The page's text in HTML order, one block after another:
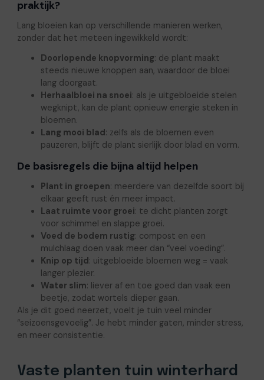
praktijk?
Lang bloeien kan op verschillende manieren werken,
zonder dat het meteen ingewikkeld wordt:
Doorlopende knopvorming: de plant maakt
steeds nieuwe knoppen aan, waardoor de bloei
lang doorgaat.
Herhaalbloei na snoei: als je uitgebloeide stelen
wegknipt, kan de plant opnieuw energie steken in
bloemen.
Lang mooi blad : zelfs als de bloemen even
pauzeren, blijft de plant sierlijk door blad en vorm.
De basisregels die bijna altijd helpen
Plant in groepen: meerdere van dezelfde soort bij
elkaar geeft rust én meer impact.
Laat ruimte voor groei: te dicht planten zorgt
voor schimmel en slappe groei.
Voed de bodem rustig: compost en een
mulchlaag doen vaak meer dan “veel voeding”.
Knip op tijd: uitgebloeide bloemen weg = vaak
langer plezier.
Water slim: liever af en toe goed dan vaak een
beetje, zodat wortels dieper gaan.
Als je dit goed neerzet, voelt je tuin veel minder
“seizoensgevoelig”. Je hebt minder gaten, minder stress,
en meer consistentie.
Vaste planten tuin winterhard